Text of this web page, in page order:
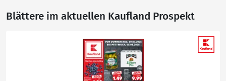
Blättere im aktuellen Kaufland Prospekt